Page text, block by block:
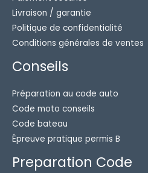
Livraison / garantie
Politique de confidentialité
Conditions générales de ventes
Conseils
Préparation au code auto
Code moto conseils
Code bateau
Épreuve pratique permis B
Preparation Code